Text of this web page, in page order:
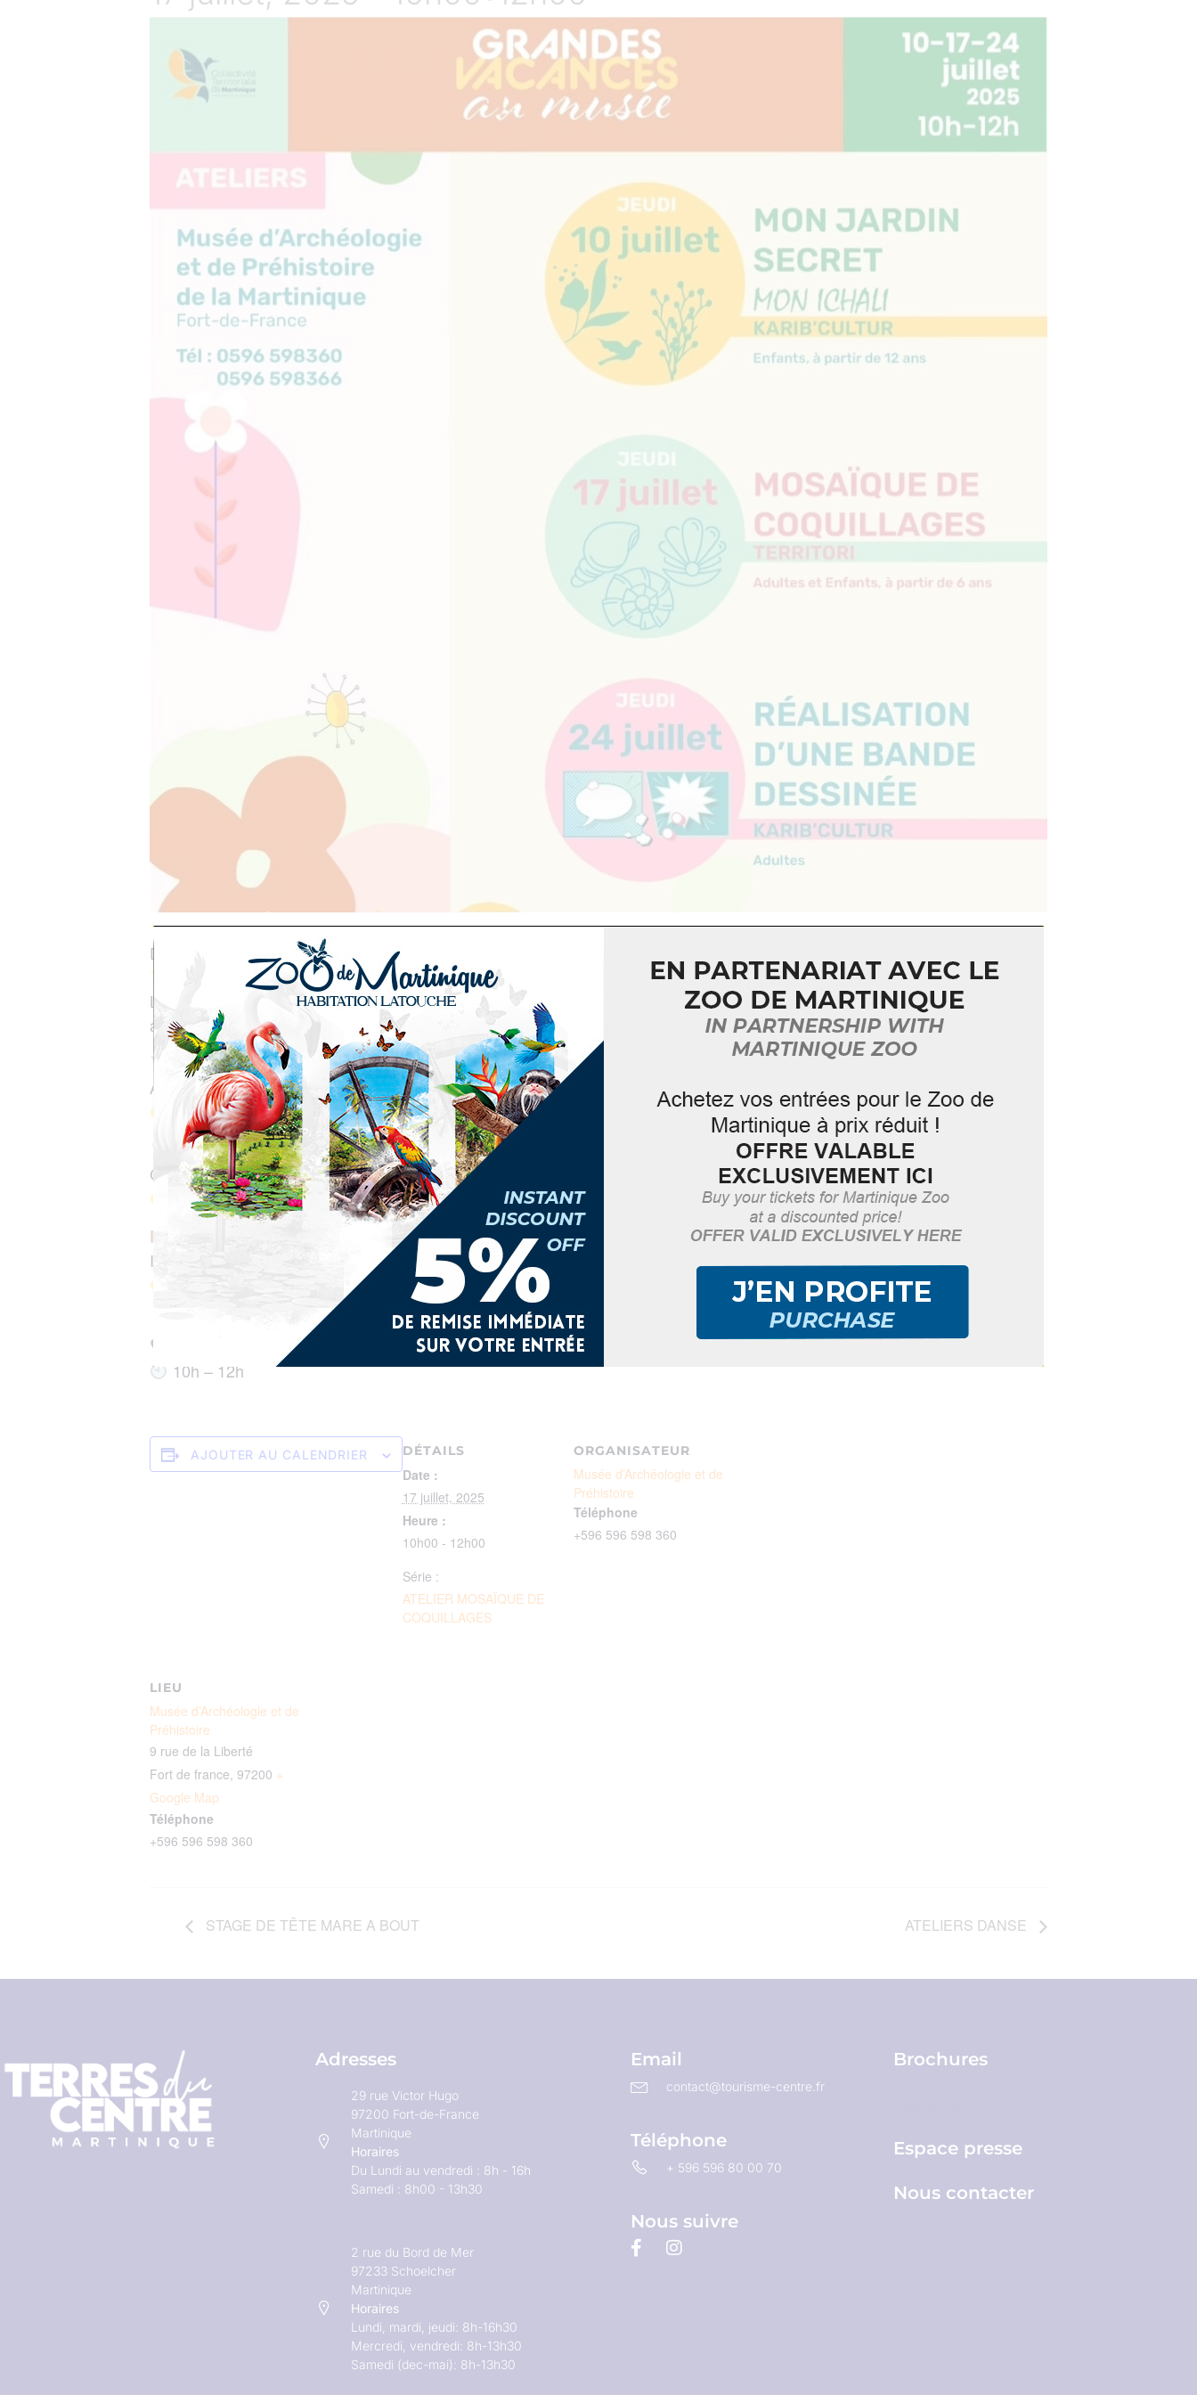
Des ateliers créatifs pour petits et grands
Envie de partager un moment ludique, culturel et artistique en famille pendant les vacances ?
Le Musée d’Archéologie et de Préhistoire de la Martinique propose trois ateliers participatifs ouverts aux enfants comme aux
adultes, pour créer, apprendre et s’émerveiller !
10 juillet – Mon jardin secret
Atelier sensoriel autour des plantes : « Mon Ichali » – Avec Karib’Cultur
Pour les enfants dès 12 ans
17 juillet – Mosaïque de coquillages
Création collective autour des formes marines – Avec Territori
Pour adultes et enfants dès 6 ans
24 juillet – Réalisation d’une bande dessinée
Imagination et dessin au cœur de l’histoire – Avec Karib’Cultur
Pour les adultes
Musée d’Archéologie et de Préhistoire – Fort-de-France
Infos & inscriptions : 0596 598 360 / 0596 598 366
10h – 12h
AJOUTER AU CALENDRIER DÉTAILS
Date :
17 juillet, 2025
Heure :
10h00 - 12h00
Série :
ATELIER MOSAÏQUE DE
COQUILLAGES
ORGANISATEUR
Musée d’Archéologie et de
Préhistoire
Téléphone
+596 596 598 360
LIEU
Musée d’Archéologie et de
Préhistoire
9 rue de la Liberté
Fort de france, 97200 +
Google Map
Téléphone
+596 596 598 360
STAGE DE TÊTE MARE A BOUT ATELIERS DANSE
Adresses
29 rue Victor Hugo
97200 Fort-de-France
Martinique
Horaires
Du Lundi au vendredi : 8h - 16h
Samedi : 8h00 - 13h30
2 rue du Bord de Mer
97233 Schoelcher
Martinique
Horaires
Lundi, mardi, jeudi: 8h-16h30
Mercredi, vendredi: 8h-13h30
Samedi (dec-mai): 8h-13h30
Email
contact@tourisme-centre.fr
Téléphone
+ 596 596 80 00 70
Nous suivre
Brochures
Espace presse
Nous contacter